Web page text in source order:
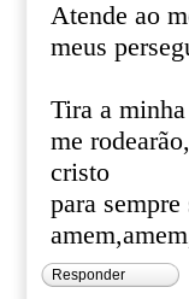
Atende ao
meus
Tira a
me
cristo
para
Responder